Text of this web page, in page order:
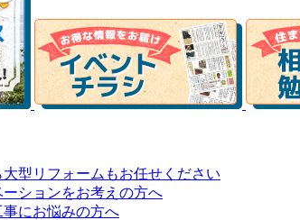
型リフォームもお任せください
ションをお考えの方へ
にお悩みの方へ